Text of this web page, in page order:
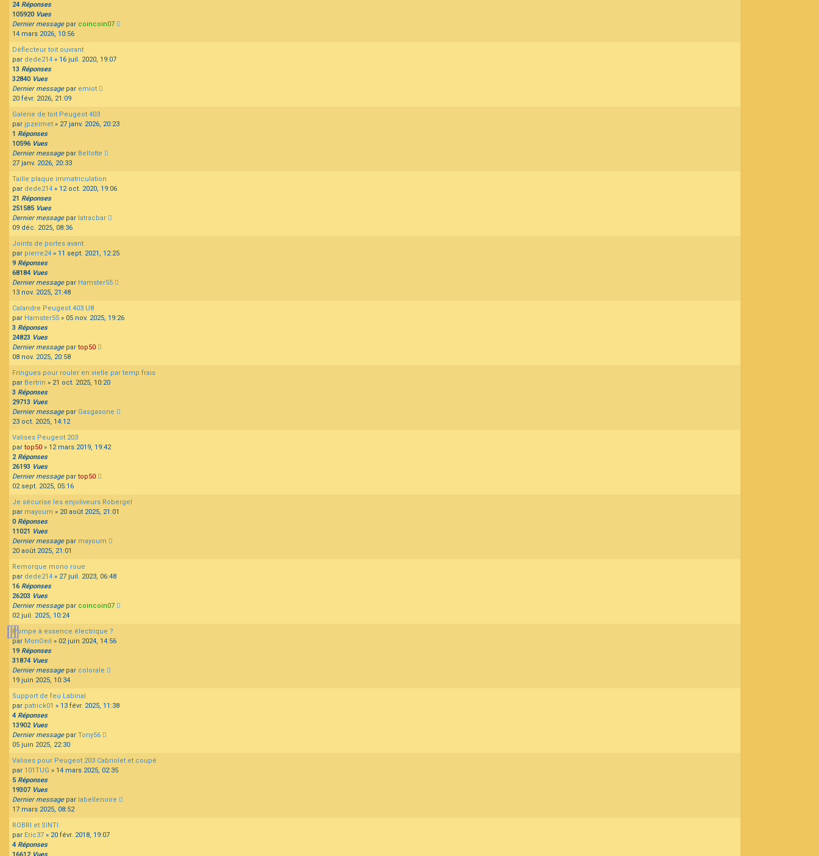
24 Réponses
105920 Vues
Dernier message par coincoin07
14 mars 2026, 10:56
Déflecteur toit ouvrant
par dede214 » 16 juil. 2020, 19:07
13 Réponses
32840 Vues
Dernier message par emiot
20 févr. 2026, 21:09
Galerie de toit Peugeot 403
par jpzeimet » 27 janv. 2026, 20:23
1 Réponses
10596 Vues
Dernier message par Bellotte
27 janv. 2026, 20:33
Taille plaque immatriculation
par dede214 » 12 oct. 2020, 19:06
21 Réponses
251585 Vues
Dernier message par latracbar
09 déc. 2025, 08:36
Joints de portes avant
par pierre24 » 11 sept. 2021, 12:25
9 Réponses
68184 Vues
Dernier message par Hamster55
13 nov. 2025, 21:48
Calandre Peugeot 403 U8
par Hamster55 » 05 nov. 2025, 19:26
3 Réponses
24823 Vues
Dernier message par top50
08 nov. 2025, 20:58
Fringues pour rouler en vielle par temp frais
par Bertrin » 21 oct. 2025, 10:20
3 Réponses
29713 Vues
Dernier message par Gasgasone
23 oct. 2025, 14:12
Valises Peugeot 203
par top50 » 12 mars 2019, 19:42
2Réponses
26193 Vues
Dernier message par top50
02 sept. 2025, 05:16
Je sécurise les enjoliveurs Robergel
par mayoum » 20 août 2025, 21:01
0Réponses
11021 Vues
Dernier message par mayoum
20 août 2025, 21:01
Remorque mono roue
par dede214 » 27 juil. 2023, 06:48
16 Réponses
26203 Vues
Dernier message par coincoin07
02 juil. 2025, 10:24
Pompe à essence électrique ?
par MonOeil » 02 juin 2024, 14:56
19 Réponses
31874 Vues
Dernier message par colorale
19 juin 2025, 10:34
Support de feu Labinal
par patrick01 » 13 févr. 2025, 11:38
4 Réponses
13902 Vues
Dernier message par Tony56
05 juin 2025, 22:30
Valises pour Peugeot 203 Cabriolet et coupé
par 101TUG » 14 mars 2025, 02:35
5 Réponses
19307 Vues
Dernier message par labellenoire
17 mars 2025, 08:52
ROBRI et SINTI
par Eric37 » 20 févr. 2018, 19:07
4 Réponses